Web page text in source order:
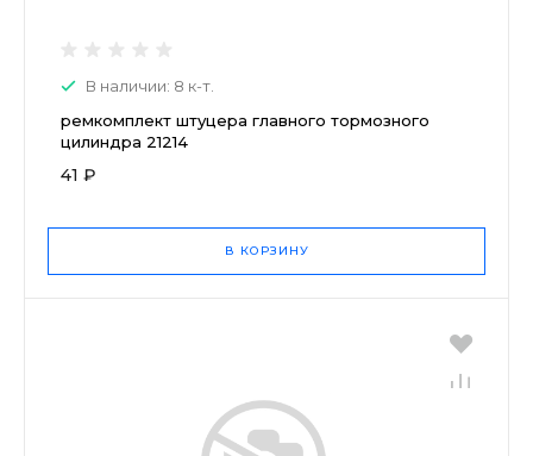
В наличии: 8 к-т.
ремкомплект штуцера главного тормозного
цилиндра 21214
41 ₽
В КОРЗИНУ